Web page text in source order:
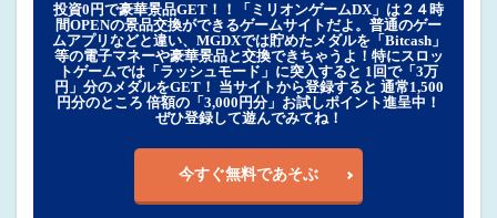
投資0円で豪華景品GET！！「ミリオンゲームDX」は２４時
間OPENの景品交換ができるゲームサイトだよ。普通のゲー
ムアプリなどと違い、MGDXでは貯めたメダルを「Bitcash」
等の電子マネーや豪華景品と交換できちゃうよ！特にスロッ
トゲームでは「ラッシュモード」に突入すると 1回で「3万
円」分のメダルをGET！ 当サイトから登録すると 通常1,500
円分のところ 倍額の「3,000円分」お試しポイント進呈中！
ぜひ登録して遊んでみてね！
今すぐ無料であそぶ